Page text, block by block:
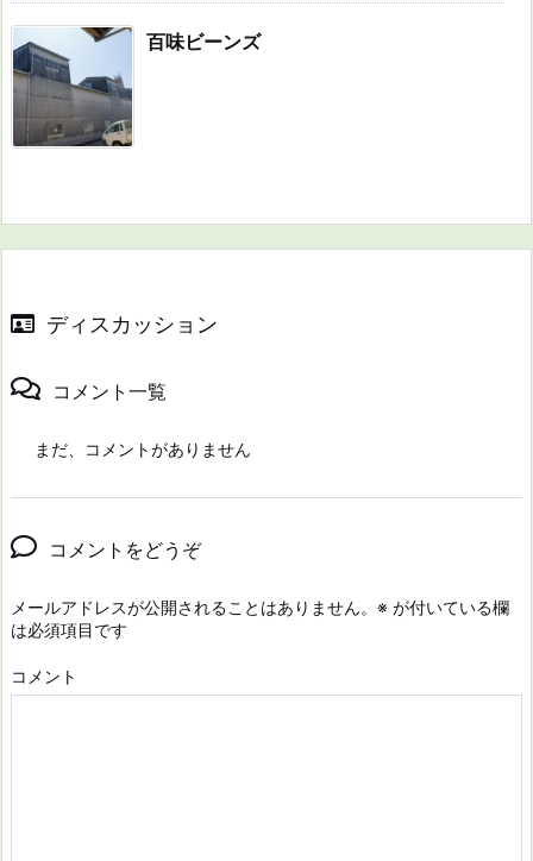
百味ビーンズ
ディスカッション
コメント一覧
まだ、コメントがありません
コメントをどうぞ
メールアドレスが公開されることはありません。 ※ が付いている欄
は必須項目です
コメント